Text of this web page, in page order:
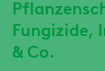
Fungizide,
& Co.